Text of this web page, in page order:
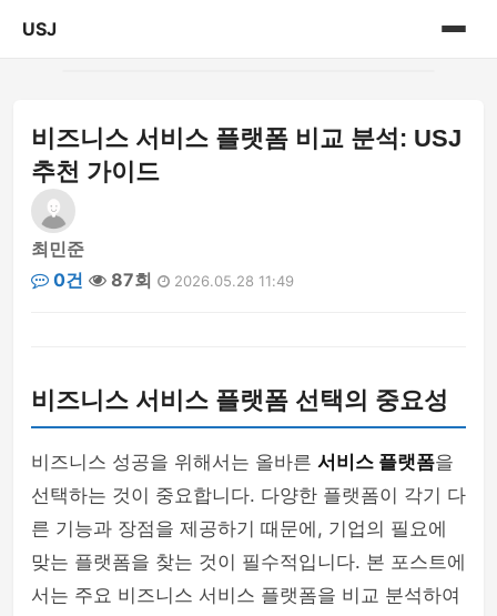
USJ
게시판
비즈니스 서비스 플랫폼 비교 분석: USJ
추천 가이드
최민준
0건
87회 2026.05.28 11:49
비즈니스 서비스 플랫폼 선택의 중요성
비즈니스 성공을 위해서는 올바른 서비스 플랫폼을
선택하는 것이 중요합니다. 다양한 플랫폼이 각기 다
른 기능과 장점을 제공하기 때문에, 기업의 필요에
맞는 플랫폼을 찾는 것이 필수적입니다. 본 포스트에
서는 주요 비즈니스 서비스 플랫폼을 비교 분석하여